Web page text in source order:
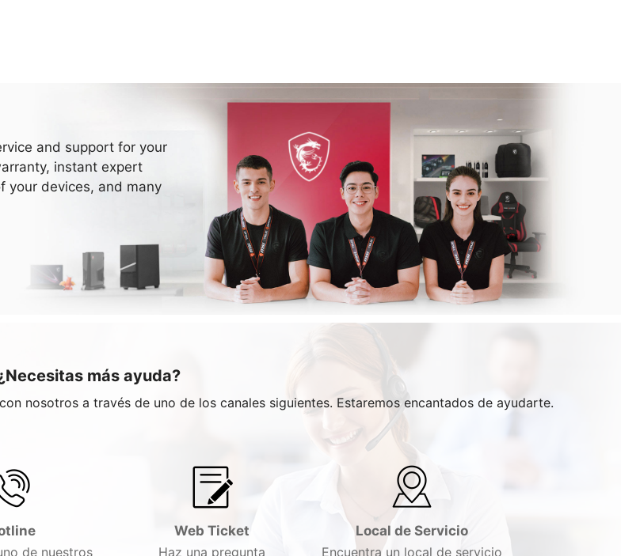
and support for your
instant expert
your devices, and many
más ayuda?
nosotros a través de uno de los canales siguientes. Estaremos encantados de ayudarte.
de nuestros
Web Ticket
Haz una pregunta
Local de Servicio
Encuentra un local de servicio